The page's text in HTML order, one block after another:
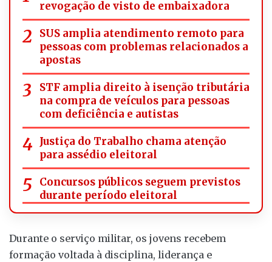
revogação de visto de embaixadora
SUS amplia atendimento remoto para
pessoas com problemas relacionados a
apostas
STF amplia direito à isenção tributária
na compra de veículos para pessoas
com deficiência e autistas
Justiça do Trabalho chama atenção
para assédio eleitoral
Concursos públicos seguem previstos
durante período eleitoral
Durante o serviço militar, os jovens recebem
formação voltada à disciplina, liderança e